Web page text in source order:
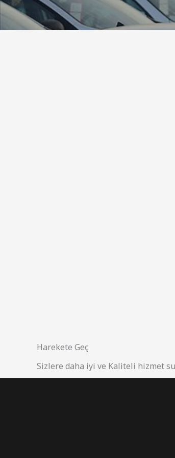
Harekete Geç
Sizlere daha iyi ve Kaliteli hizmet